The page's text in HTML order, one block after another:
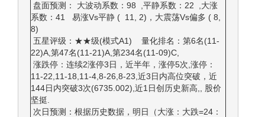
盘面预测： 大波动系数：98 ,平静系数：22 ,大涨
系数：41 易涨Vs平静 ( 11, 2)，大震荡Vs偏多 ( 8,
8)
五星评级：★★级(模式A1) 量化排名：第6名(11-
22)A,第47名(11-21)A,第234名(11-09)C,
涨跌停：连续2涨停3日，近半年，涨停5次,涨停：
11-22,11-18,11-4,8-26,8-23,近3日内高位突破，近
144日内突破3次(6735.002),近1日创历史新高,, 股价
坚挺.
次日预测：根据历史数据，明日（大涨：大跌=24：